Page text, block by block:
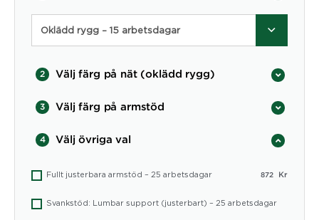
Oklädd rygg – 15 arbetsdagar
2 Välj färg på nät (oklädd rygg)
3 Välj färg på armstöd
4 Välj övriga val
Fullt justerbara armstöd – 25 arbetsdagar 872 Kr
Svankstöd: Lumbar support (justerbart) – 25 arbetsdagar